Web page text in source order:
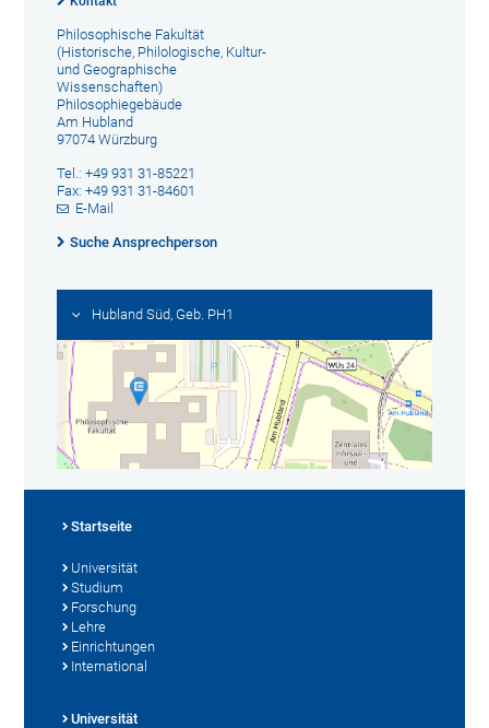
Philosophische Fakultät
(Historische, Philologische, Kultur-
und Geographische
Wissenschaften)
Philosophiegebäude
Am Hubland
97074 Würzburg
Tel.: +49 931 31-85221
Fax: +49 931 31-84601
E-Mail
Suche Ansprechperson
Hubland Süd, Geb. PH1
Startseite
Universität
Studium
Forschung
Lehre
Einrichtungen
International
Universität